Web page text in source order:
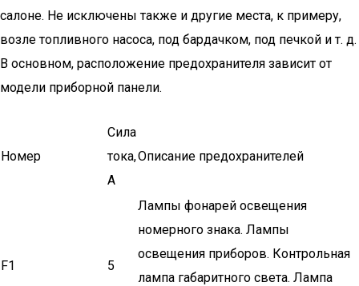
салоне. Не исключены также и другие места, к примеру,
возле топливного насоса, под бардачком, под печкой и т. д.
В основном, расположение предохранителя зависит от
модели приборной панели.
Номер
Сила
тока,
А
Описание предохранителей
F1 5
Лампы фонарей освещения
номерного знака. Лампы
освещения приборов. Контрольная
лампа габа­ритного света. Лампа